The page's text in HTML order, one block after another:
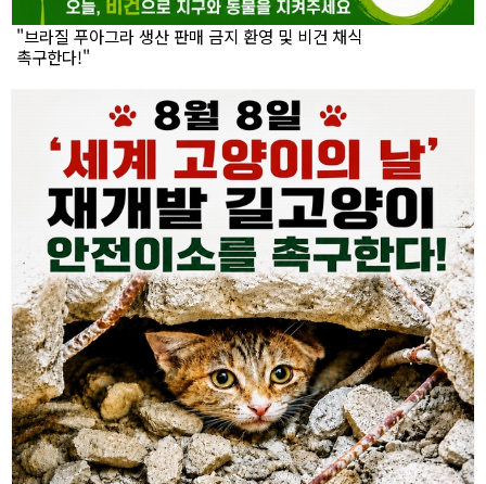
"브라질 푸아그라 생산 판매 금지 환영 및 비건 채식
촉구한다!"